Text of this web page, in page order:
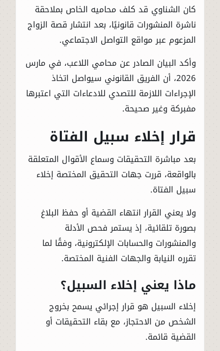
كان الشناوي قد كلف محاميه الخاص بملاحقة
ناشرة المنشورات قانونيًا، بعد انتشار قصة الزواج
المزعوم عبر مواقع التواصل الاجتماعي.
وأكد البيان الصادر عن محامي اللاعب، في مارس
2026، أن الفريق القانوني سيواصل اتخاذ
الإجراءات اللازمة للتصدي للادعاءات التي اعتبرها
مفبركة وغير صحيحة.
قرار إخلاء سبيل الفتاة
بعد مباشرة التحقيقات وسماع الأقوال المتعلقة
بالواقعة، قررت جهات التحقيق المختصة إخلاء
سبيل الفتاة.
ولا يعني القرار انتهاء القضية أو حفظ البلاغ
بصورة تلقائية، إذ يستمر فحص الأدلة
والمنشورات والحسابات الإلكترونية، وفقًا لما
تقرره النيابة والجهات الفنية المختصة.
ماذا يعني إخلاء السبيل؟
إخلاء السبيل هو قرار إجرائي يسمح بخروج
الشخص من الاحتجاز، مع بقاء التحقيقات أو
القضية قائمة.